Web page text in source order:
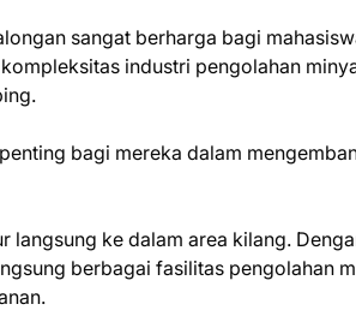
sangat berharga bagi
industri pengolahan
bagi mereka dalam
langsung ke dalam area kilang.
berbagai fasilitas pengolahan